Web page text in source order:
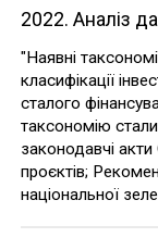
2022. Аналіз
"Наявні
класифікації
сталого
таксономію
законодавчі
проєктів;
національної